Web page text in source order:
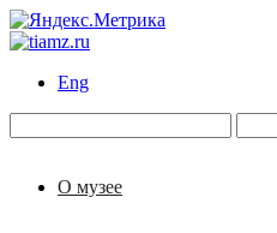
Eng
О музее